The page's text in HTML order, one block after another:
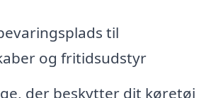
til
og fritidsudstyr
der beskytter dit køretøj